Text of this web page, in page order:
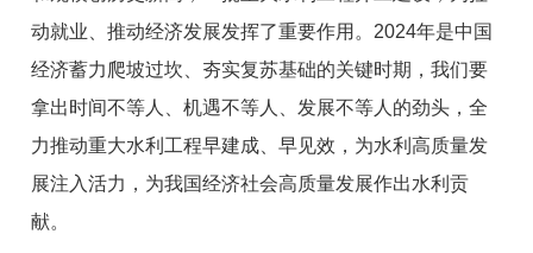
动就业、推动经济发展发挥了重要作用。2024年是中国
经济蓄力爬坡过坎、夯实复苏基础的关键时期，我们要
拿出时间不等人、机遇不等人、发展不等人的劲头，全
力推动重大水利工程早建成、早见效，为水利高质量发
展注入活力，为我国经济社会高质量发展作出水利贡
献。